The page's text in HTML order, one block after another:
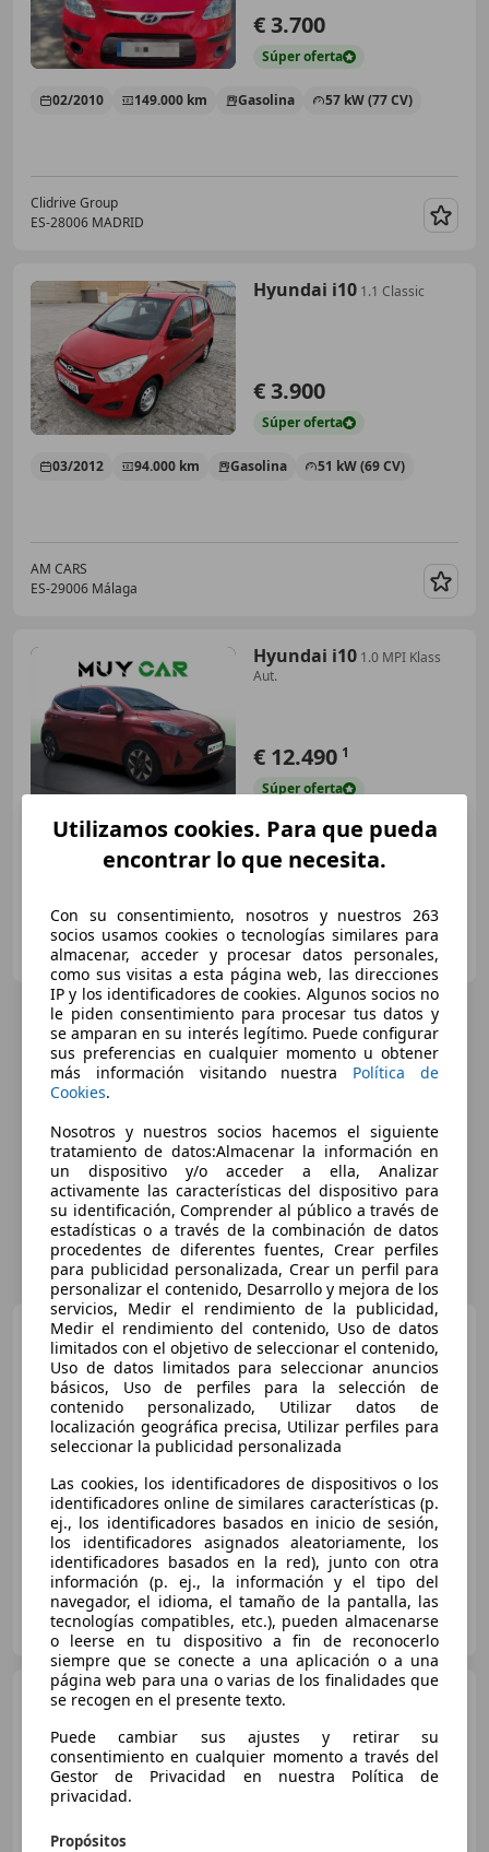
€ 3.700
Súperoferta
02/2010 149.000 km Gasolina 57 kW (77 CV)
Clidrive Group
ES-28006 MADRID
Hyundai i10 1.1 Classic
€ 3.900
Súperoferta
03/2012 94.000 km Gasolina 51 kW (69 CV)
AM CARS
ES-29006 Málaga
Hyundai i10 1.0 MPI Klass
Aut.
€ 12.490 1
Súperoferta
08/2024 15.037 km Gasolina 47 kW (64 CV)
MUYCAR GIRONA
ES-17005 GIRONA
Hyundai i101.0 MPI Klass
€ 12.420
02/2025 17.964 km Gasolina 47 kW (64 CV)
CARZA OCASIÓN
ES-50014 ZARAGOZA
Hyundai i10
Utilizamos cookies. Para que pueda
encontrar lo que necesita.
Con su consentimiento, nosotros y nuestros 263
socios usamos cookies o tecnologías similares para
almacenar, acceder y procesar datos personales,
como sus visitas a esta página web, las direcciones
IP y los identificadores de cookies. Algunos socios no
le piden consentimiento para procesar tus datos y
se amparan en su interés legítimo. Puede configurar
sus preferencias en cualquier momento u obtener
más información visitando nuestra Política de
Cookies.
Nosotros y nuestros socios hacemos el siguiente
tratamiento de datos:Almacenar la información en
un dispositivo y/o acceder a ella, Analizar
activamente las características del dispositivo para
su identificación, Comprender al público a través de
estadísticas o a través de la combinación de datos
procedentes de diferentes fuentes, Crear perfiles
para publicidad personalizada, Crear un perfil para
personalizar el contenido, Desarrollo y mejora de los
servicios, Medir el rendimiento de la publicidad,
Medir el rendimiento del contenido, Uso de datos
limitados con el objetivo de seleccionar el contenido,
Uso de datos limitados para seleccionar anuncios
básicos, Uso de perfiles para la selección de
contenido personalizado, Utilizar datos de
localización geográfica precisa, Utilizar perfiles para
seleccionar la publicidad personalizada
Las cookies, los identificadores de dispositivos o los
identificadores online de similares características (p.
ej., los identificadores basados en inicio de sesión,
los identificadores asignados aleatoriamente, los
identificadores basados en la red), junto con otra
información (p. ej., la información y el tipo del
navegador, el idioma, el tamaño de la pantalla, las
tecnologías compatibles, etc.), pueden almacenarse
o leerse en tu dispositivo a fin de reconocerlo
siempre que se conecte a una aplicación o a una
página web para una o varias de los finalidades que
se recogen en el presente texto.
Puede cambiar sus ajustes y retirar su
consentimiento en cualquier momento a través del
Gestor de Privacidad en nuestra Política de
privacidad.
Propósitos